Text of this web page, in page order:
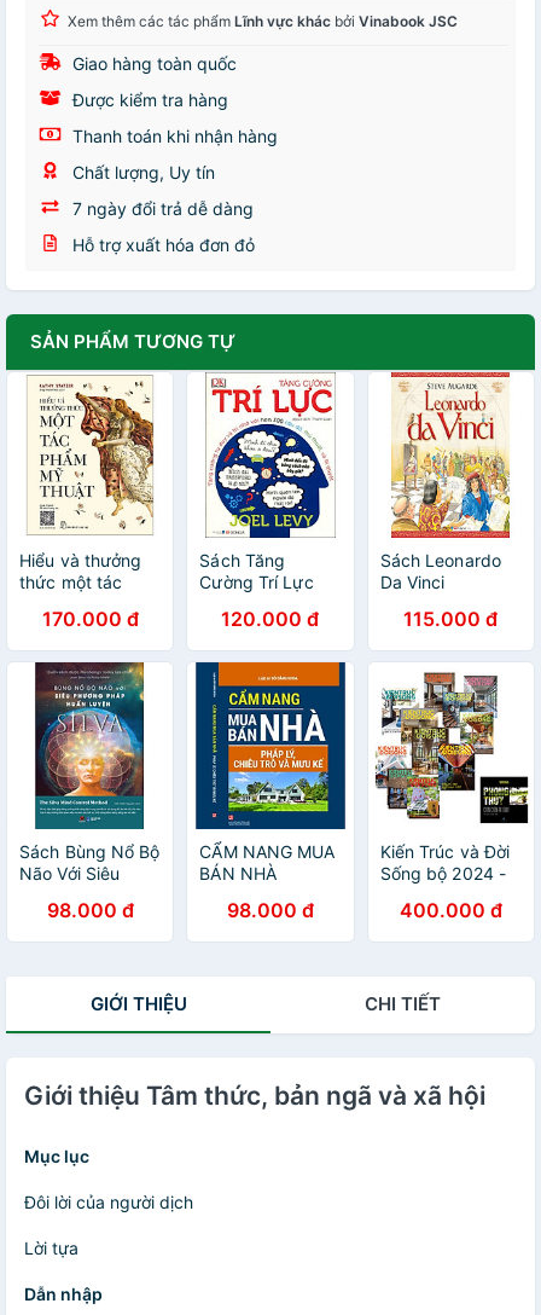
Xem thêm các tác phẩm Lĩnh vực khác bởi Vinabook JSC
Giao hàng toàn quốc
Được kiểm tra hàng
Thanh toán khi nhận hàng
Chất lượng, Uy tín
7 ngày đổi trả dễ dàng
Hỗ trợ xuất hóa đơn đỏ
SẢN PHẨM TƯƠNG TỰ
Hiểu và thưởng
thức một tác
170.000 đ
Sách Tăng
Cường Trí Lực
120.000 đ
Sách Leonardo
Da Vinci
115.000 đ
Sách Bùng Nổ Bộ
Não Với Siêu
Huấn Luyện Silva
98.000 đ
CẨM NANG MUA
BÁN NHÀ
98.000 đ
Kiến Trúc và Đời
Sống bộ 2024 -
chủ nhà và kiến
trúc sư
400.000 đ
GIỚI THIỆU CHI TIẾT
Giới thiệu Tâm thức, bản ngã và xã hội
Mục lục
Đôi lời của người dịch
Lời tựa
Dẫn nhập